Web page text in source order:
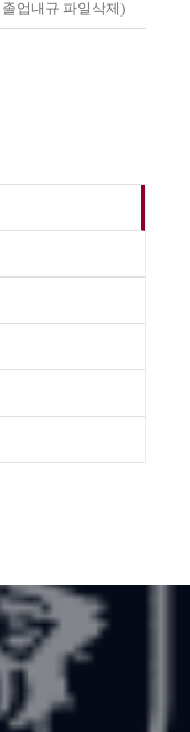
업내규 파일삭제)